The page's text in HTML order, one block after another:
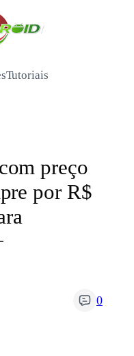
/
Tutoriais
preço
por R$
0